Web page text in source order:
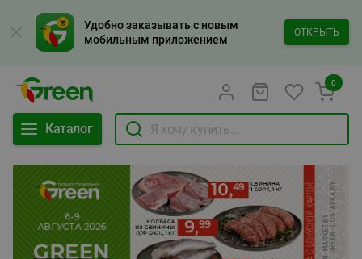
Удобно заказывать с новым
мобильным приложением
ОТКРЫТЬ
Каталог
0